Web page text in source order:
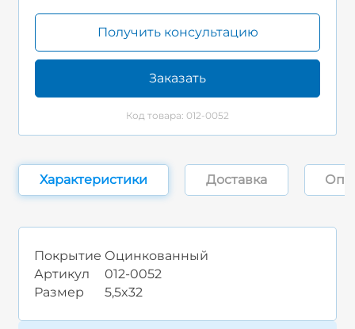
Получить консультацию
Заказать
Код товара: 012-0052
Характеристики Доставка
Покрытие Оцинкованный
Артикул
012-0052
Размер
5,5x32